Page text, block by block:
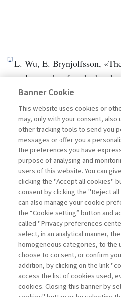
[1] L. Wu, E. Brynjolfsson,
google searches foreshadow
SSRN, 2013.
Vai all'archivio
Banner Cookie
This website uses cookies or
may, only with your consent,
other tracking tools to send you
messages or offer you a
the preferences you have
purpose of analysing and
users of this website. You can
clicking the "Accept all cookies"
consent by clicking the "Reject
can also manage your cookie
the “Cookie setting” button and
called "Privacy preferences
select, in an analytical manner,
homogeneous categories, to the
choose to consent, or confirm
addition, by clicking on the link
access the list of cookies used,
cookies. Closing this banner by